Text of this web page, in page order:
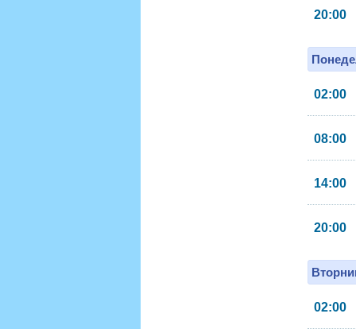
20:00
02:00
08:00
14:00
20:00
02:00